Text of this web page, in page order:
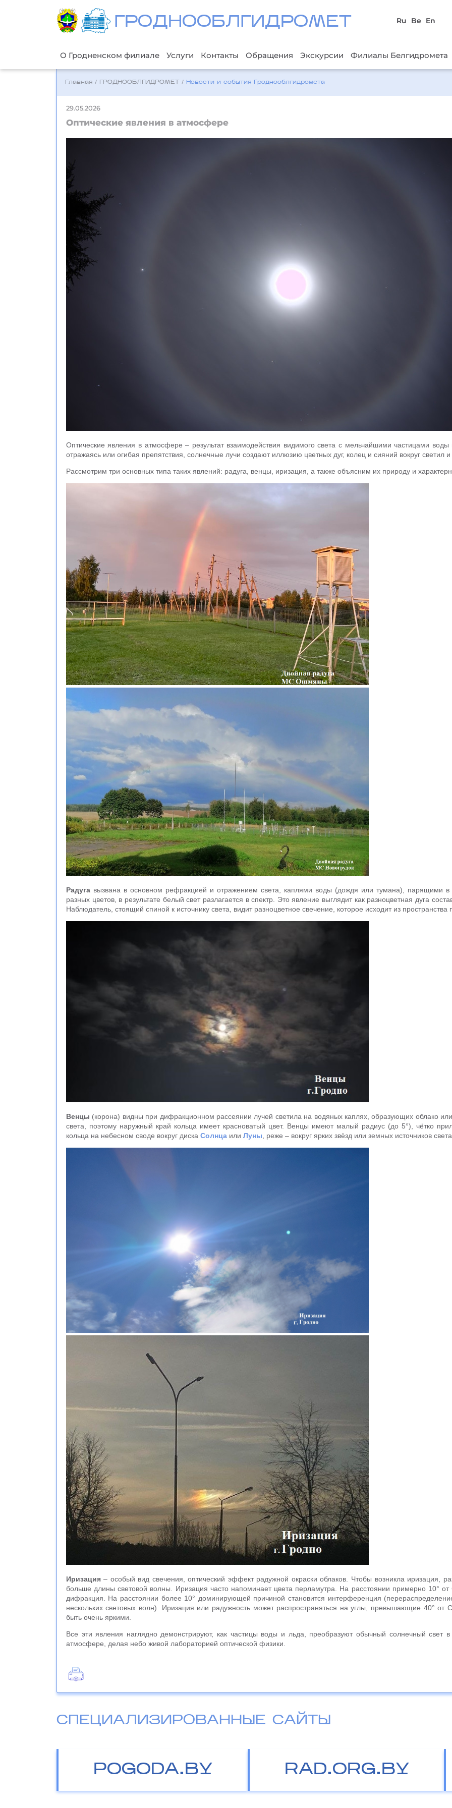
ГРОДНООБЛГИДРОМЕТ Ru Be En
О Гродненском филиале Услуги Контакты Обращения Экскурсии Филиалы Белгидромета
Главная / ГРОДНООБЛГИДРОМЕТ / Новости и события Гроднооблгидромета
29.05.2026
Оптические явления в атмосфере
Оптические явления в атмосфере – результат взаимодействия видимого света с мельчайшими частицами
отражаясь или огибая препятствия, солнечные лучи создают иллюзию цветных дуг, колец и сияний вокруг светил
Рассмотрим три основных типа таких явлений: радуга, венцы, иризация, а также объясним их природу и
Радугавызвана в основном рефракцией и отражением света, каплями воды (дождя или тумана), парящими в
разных цветов, в результате белый свет разлагается в спектр. Это явление выглядит как разноцветная дуга
Наблюдатель, стоящий спиной к источнику света, видит разноцветное свечение, которое исходит из
Венцы (корона) видны при дифракционном рассеянии лучей светила на водяных каплях, образующих облако
света, поэтому наружный край кольца имеет красноватый цвет. Венцы имеют малый радиус (до 5°), чётко
кольца на небесном своде вокруг диска Солнцаили Луны, реже – вокруг ярких звёзд или земных источников
Иризация– особый вид свечения, оптический эффект радужной окраски облаков. Чтобы возникла иризация,
больше длины световой волны. Иризация часто напоминает цвета перламутра. На расстоянии примерно 10°
дифракция. На расстоянии более 10° доминирующей причиной становится интерференция
нескольких световых волн). Иризация или радужность может распространяться на углы, превышающие 40° от
быть очень яркими.
Все эти явления наглядно демонстрируют, как частицы воды и льда, преобразуют обычный солнечный свет в
атмосфере, делая небо живой лабораторией оптической физики.
СПЕЦИАЛИЗИРОВАННЫЕ САЙТЫ
POGODA.BY RAD.ORG.BY